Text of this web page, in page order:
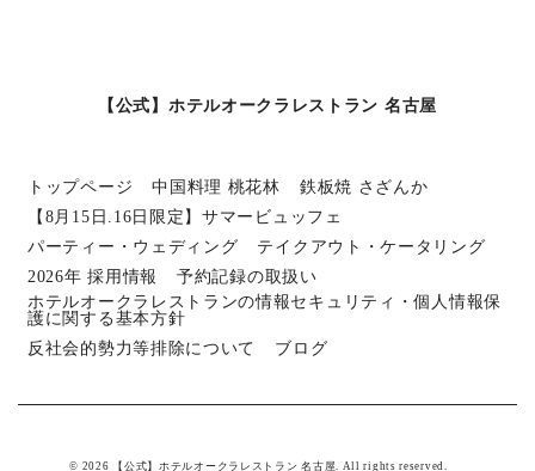
【公式】ホテルオークラレストラン 名古屋
トップページ 中国料理 桃花林
鉄板焼 さざんか
【8月15日.16日限定】サマービュッフェ
パーティー・ウェディング
テイクアウト・ケータリング
2026年 採用情報
予約記録の取扱い
ホテルオークラレストランの情報セキュリティ・個人情報保
護に関する基本方針
反社会的勢力等排除について
ブログ
© 2026 【公式】ホテルオークラレストラン 名古屋. All rights reserved.